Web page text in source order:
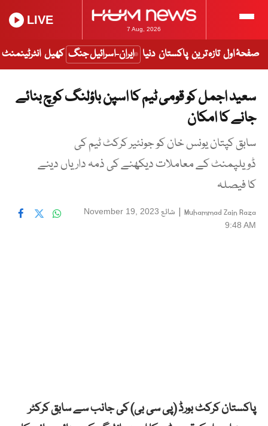
7 Aug, 2026
LIVE
صفحۂ اول تازہ ترین پاکستان دنیا ایران-اسرائیل جنگ کھیل انٹرٹینمنٹ
سعید اجمل کو قومی ٹیم کا اسپن باؤلنگ کوچ بنائے
جانے کا امکان
سابق کپتان یونس خان کو جونئیر کرکٹ ٹیم کی
ڈویلپمنٹ کے معاملات دیکھنے کی ذمہ داریاں دینے
کا فیصلہ
Muhammad Zain Raza
| شائع November 19, 2023
9:48 AM
پاکستان کرکٹ بورڈ (پی سی بی) کی جانب سے سابق کرکٹر